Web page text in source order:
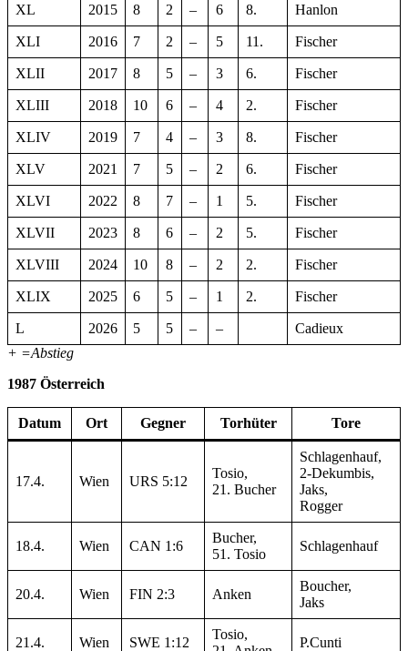
XL 2015 8 2 – 6 8. Hanlon
XLI 2016 7 2 – 5 11. Fischer
XLII 2017 8 5 – 3 6. Fischer
XLIII 2018 10 6 – 4 2. Fischer
XLIV 2019 7 4 – 3 8. Fischer
XLV 2021 7 5 – 2 6. Fischer
XLVI 2022 8 7 – 1 5. Fischer
XLVII 2023 8 6 – 2 5. Fischer
XLVIII 2024 10 8 – 2 2. Fischer
XLIX 2025 6 5 – 1 2. Fischer
L 2026 5 5 – –
Cadieux
+ =Abstieg
1987 Österreich
Datum Ort Gegner Torhüter Tore
17.4. Wien URS 5:12
Tosio,
21. Bucher
Schlagenhauf,
2-Dekumbis,
Jaks,
Rogger
18.4. Wien CAN 1:6
Bucher,
51. Tosio
Schlagenhauf
20.4. Wien FIN 2:3 Anken
Boucher,
Jaks
21.4. Wien SWE 1:12
Tosio,
P.Cunti